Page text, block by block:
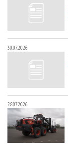
30.07.2026
28.07.2026